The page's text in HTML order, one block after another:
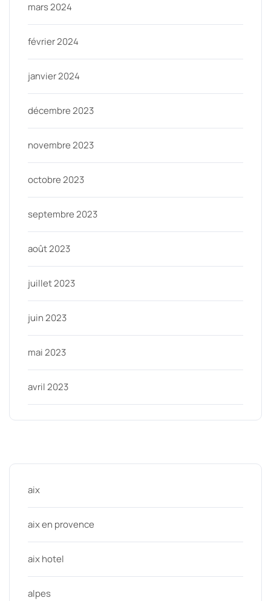
mars 2024
février 2024
janvier 2024
décembre 2023
novembre 2023
octobre 2023
septembre 2023
août 2023
juillet 2023
juin 2023
mai 2023
avril 2023
aix
aix en provence
aix hotel
alpes